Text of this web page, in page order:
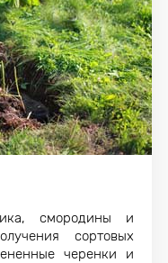
смородины и
сортовых
черенки и